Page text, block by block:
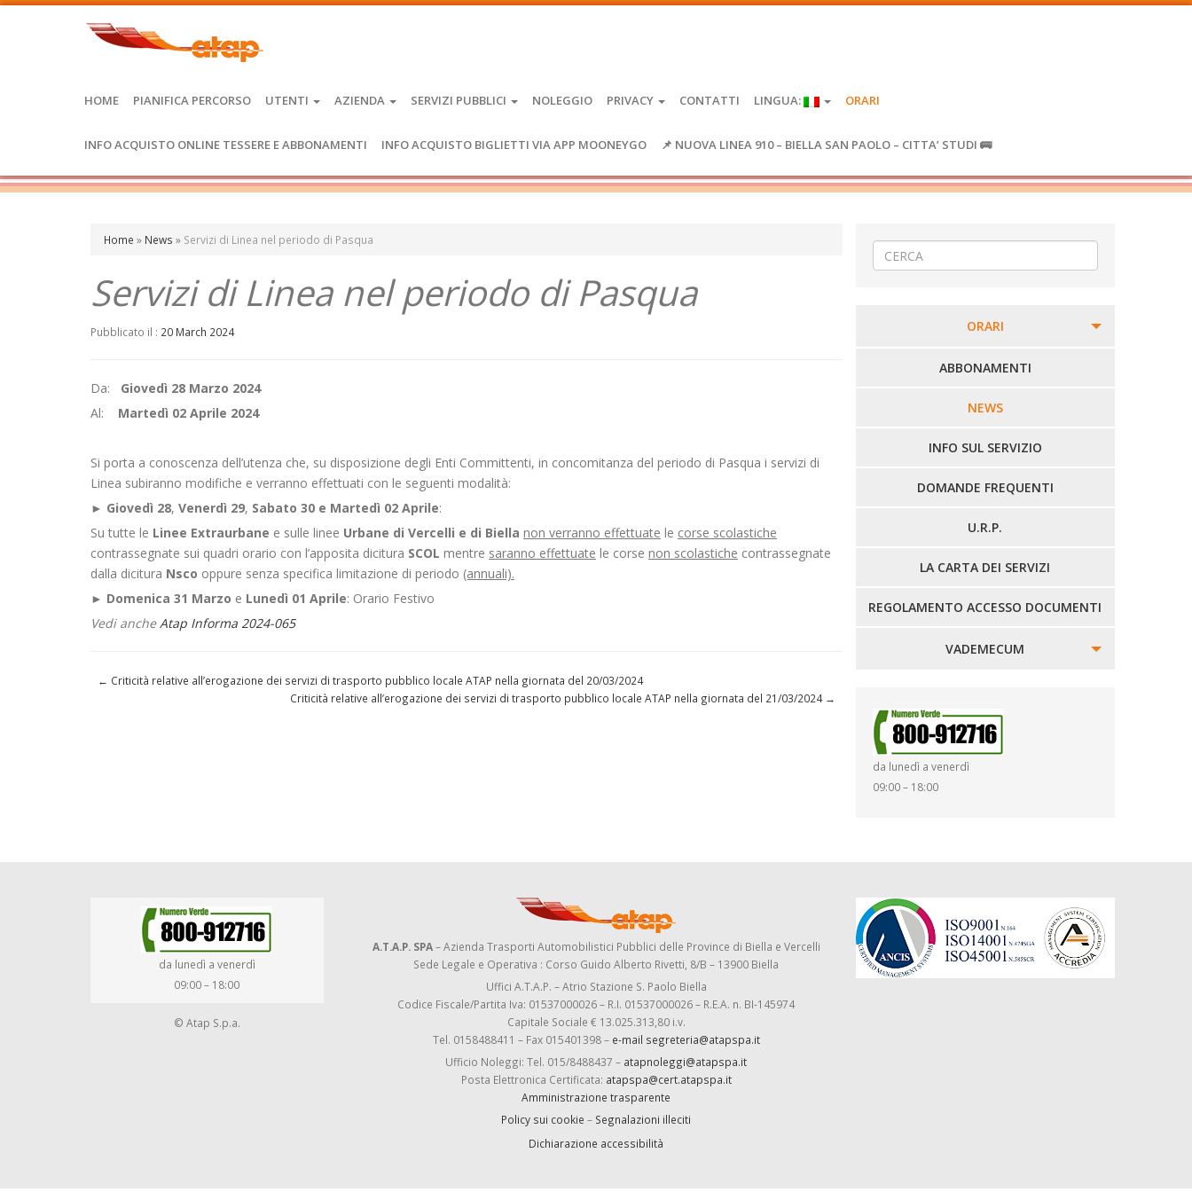
HOME PIANIFICA PERCORSO UTENTI AZIENDA SERVIZI PUBBLICI NOLEGGIO PRIVACY CONTATTI LINGUA: ORARI
INFO ACQUISTO ONLINE TESSERE E ABBONAMENTI INFO ACQUISTO BIGLIETTI VIA APP MOONEYGO 📌 NUOVA LINEA 910 – BIELLA SAN PAOLO – CITTA’ STUDI 🚌
Home » News » Servizi di Linea nel periodo di Pasqua
Servizi di Linea nel periodo di Pasqua
Pubblicato il : 20 March 2024
Da: Giovedì 28 Marzo 2024
Al: Martedì 02 Aprile 2024
Si porta a conoscenza dell’utenza che, su disposizione degli Enti Committenti, in concomitanza del periodo di Pasqua i servizi di
Linea subiranno modifiche e verranno effettuati con le seguenti modalità:
► Giovedì 28, Venerdì 29, Sabato 30 e Martedì 02 Aprile:
Su tutte le Linee Extraurbane e sulle linee Urbane di Vercelli e di Biella non verranno effettuate le corse scolastiche
contrassegnate sui quadri orario con l’apposita dicitura SCOL mentre saranno effettuate le corse non scolastiche contrassegnate
dalla dicitura Nsco oppure senza specifica limitazione di periodo (annuali).
► Domenica 31 Marzo e Lunedì 01 Aprile: Orario Festivo
Vedi ancheAtap Informa 2024-065
← Criticità relative all’erogazione dei servizi di trasporto pubblico locale ATAP nella giornata del 20/03/2024
Criticità relative all’erogazione dei servizi di trasporto pubblico locale ATAP nella giornata del 21/03/2024 →
ORARI
PERCORSI URBANI IN BIELLA
LINEE URBANE VERCELLI
LINEE EXTRAURBANE
ABBONAMENTI
NEWS
INFO SUL SERVIZIO
DOMANDE FREQUENTI
U.R.P.
LA CARTA DEI SERVIZI
REGOLAMENTO ACCESSO DOCUMENTI
VADEMECUM
SMARRIMENTO OGGETTI
DIRITTI E DOVERI
da lunedì a venerdì
09:00 – 18:00
da lunedì a venerdì
09:00 – 18:00
© Atap S.p.a.
A.T.A.P. SPA– Azienda Trasporti Automobilistici Pubblici delle Province di Biella e Vercelli
Sede Legale e Operativa : Corso Guido Alberto Rivetti, 8/B – 13900 Biella
Uffici A.T.A.P. – Atrio Stazione S. Paolo Biella
Codice Fiscale/Partita Iva: 01537000026 – R.I. 01537000026 – R.E.A. n. BI-145974
Capitale Sociale € 13.025.313,80 i.v.
Tel. 0158488411 – Fax 015401398 – e-mail segreteria@atapspa.it
Ufficio Noleggi: Tel. 015/8488437 – atapnoleggi@atapspa.it
Posta Elettronica Certificata: atapspa@cert.atapspa.it
Amministrazione trasparente
Policy sui cookie – Segnalazioni illeciti
Dichiarazione accessibilità